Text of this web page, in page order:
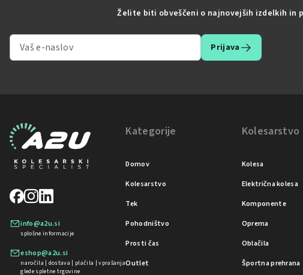
kolesarski
karavani A2U!
Želite biti obveščeni o najnovejših izdelkih in
Prijava
info@a2u.si
splošne informacije
eshop@a2u.si
naročila | dostava | plačila | vprašanja
glede spletne trgovine
Kategorije
Domov
Kolesarstvo
Tek
Pohodništvo
Prosti čas
Outlet
Kolesarstvo
Kolesa
Električna kolesa
Komponente
Oprema
Oblačila
Športna prehrana